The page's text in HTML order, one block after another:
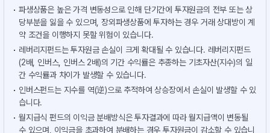
파생상품은 높은 가격 변동성으로 인해 단기간에 투자원금의 전부 또는 상
당부분을 잃을 수 있으며, 장외파생상품에 투자하는 경우 거래 상대방이 계
약 조건을 이행하지 못할 위험이 있습니다.
레버리지펀드는 투자원금 손실이 크게 확대될 수 있습니다. 레버리지펀드
(2배, 인버스, 인버스 2배)의 기간 수익률은 추종하는 기초자산(지수)의 일
간 수익률과 차이가 발생할 수 있습니다.
인버스펀드는 지수를 역(逆)으로 추적하여 상승장에서 손실이 발생할 수 있
습니다.
월지급식 펀드의 이익금 분배방식은 투자결과에 따라 월지급액이 변동될
수 있으며, 이익금을 초과하여 분배하는 경우 투자원금이 감소할 수 있습니